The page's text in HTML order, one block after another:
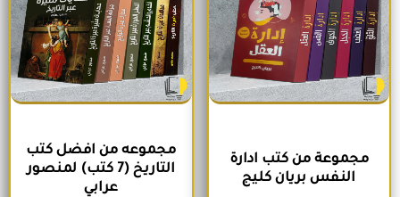
مجموعة من كتب ادارة
النفس بريان كليج
مجموعه من افضل كتب
التاريخ (7 كتب) لمنصور
عرابي